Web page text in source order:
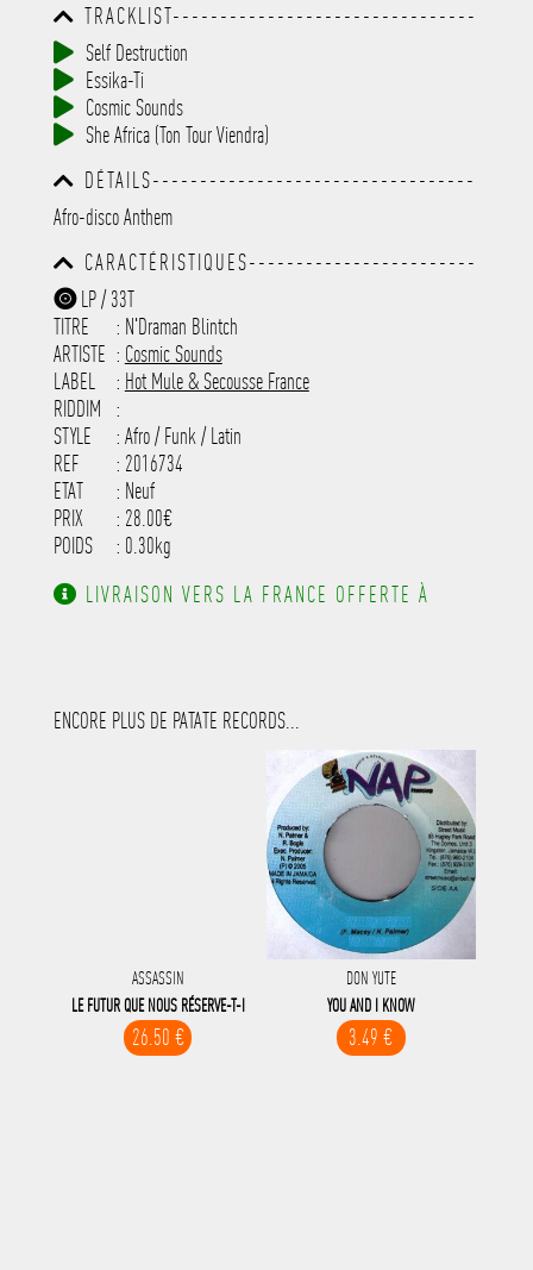
TRACKLIST--------------------------------
-----------------------------------------
-----------------------------------------
-----------------------------------------
-----------------------------------------
-------------
Self Destruction
Essika-Ti
Cosmic Sounds
She Africa (Ton Tour Viendra)
DÉTAILS----------------------------------
-----------------------------------------
-----------------------------------------
-----------------------------------------
-----------------------------------------
-----------
Afro-disco Anthem
CARACTÉRISTIQUES------------------------
-----------------------------------------
-----------------------------------------
-----------------------------------------
-----------------------------------------
---------------------
LP / 33T
TITRE
: N'Draman Blintch
ARTISTE : Cosmic Sounds
LABEL
: Hot Mule & Secousse France
RIDDIM
:
STYLE
: Afro / Funk / Latin
REF
: 2016734
ETAT
: Neuf
PRIX
: 28.00€
POIDS
: 0.30kg
LIVRAISON VERS LA FRANCE OFFERTE À
ENCORE PLUS DE PATATE RECORDS...
ASSASSIN
LE FUTUR QUE NOUS RÉSERVE-T-I
26.50 €
DON YUTE
YOU AND I KNOW
3.49 €